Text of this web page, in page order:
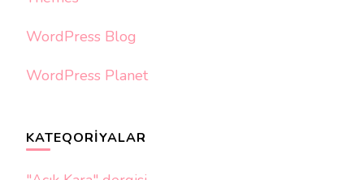
WordPress Blog
WordPress Planet
KATEQORIYALAR